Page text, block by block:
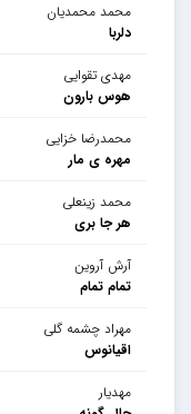
محمد محمدیان
دلربا
مهدی تقوایی
هوس بارون
محمدرضا خزایی
مهره ی مار
محمد زینعلی
هر جا بری
آرش آروین
تمام تمام
مهراد چشمه گلی
اقیانوس
مهدیار